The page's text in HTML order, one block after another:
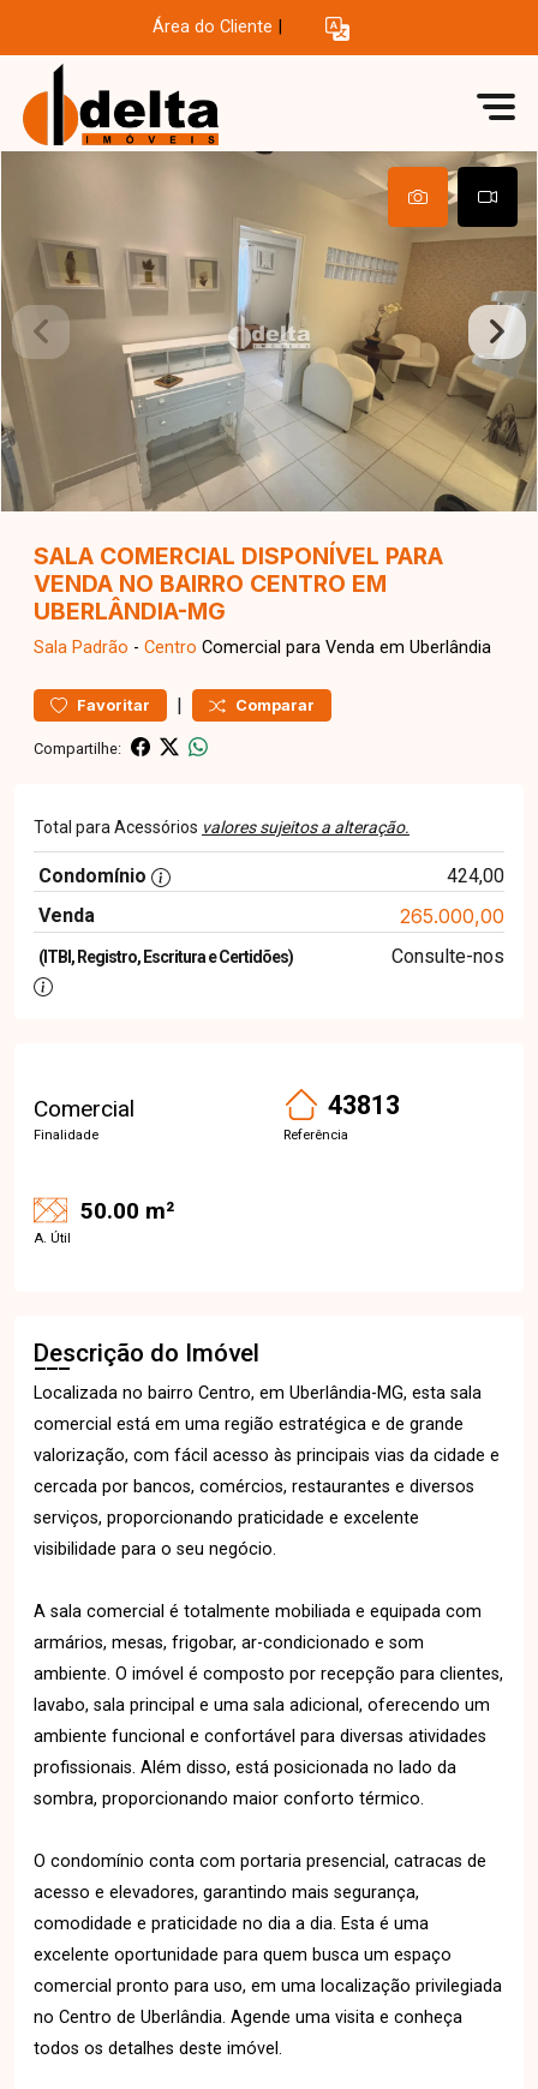
Área do Cliente
SALA COMERCIAL DISPONÍVEL PARA
VENDA NO BAIRRO CENTRO EM
UBERLÂNDIA-MG
Sala Padrão - Centro Comercial para Venda em Uberlândia
Favoritar | Comparar
Compartilhe:
Total para Acessórios valores sujeitos a alteração.
Condomínio
424,00
Venda
265.000,00
(ITBI, Registro, Escritura e Certidões) Consulte-nos
Comercial
Finalidade
43813
Referência
50.00 m²
A. Útil
Descrição do Imóvel
Localizada no bairro Centro, em Uberlândia-MG, esta sala
comercial está em uma região estratégica e de grande
valorização, com fácil acesso às principais vias da cidade e
cercada por bancos, comércios, restaurantes e diversos
serviços, proporcionando praticidade e excelente
visibilidade para o seu negócio.
A sala comercial é totalmente mobiliada e equipada com
armários, mesas, frigobar, ar-condicionado e som
ambiente. O imóvel é composto por recepção para clientes,
lavabo, sala principal e uma sala adicional, oferecendo um
ambiente funcional e confortável para diversas atividades
profissionais. Além disso, está posicionada no lado da
sombra, proporcionando maior conforto térmico.
O condomínio conta com portaria presencial, catracas de
acesso e elevadores, garantindo mais segurança,
comodidade e praticidade no dia a dia. Esta é uma
excelente oportunidade para quem busca um espaço
comercial pronto para uso, em uma localização privilegiada
no Centro de Uberlândia. Agende uma visita e conheça
todos os detalhes deste imóvel.